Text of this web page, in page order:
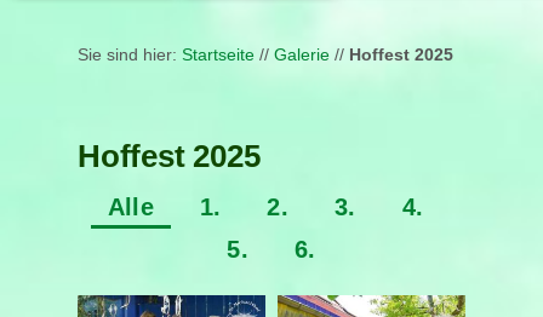
Sie sind hier: Startseite // Galerie // Hoffest 2025
Hoffest 2025
Alle 1. 2. 3.
4.
5.
6.